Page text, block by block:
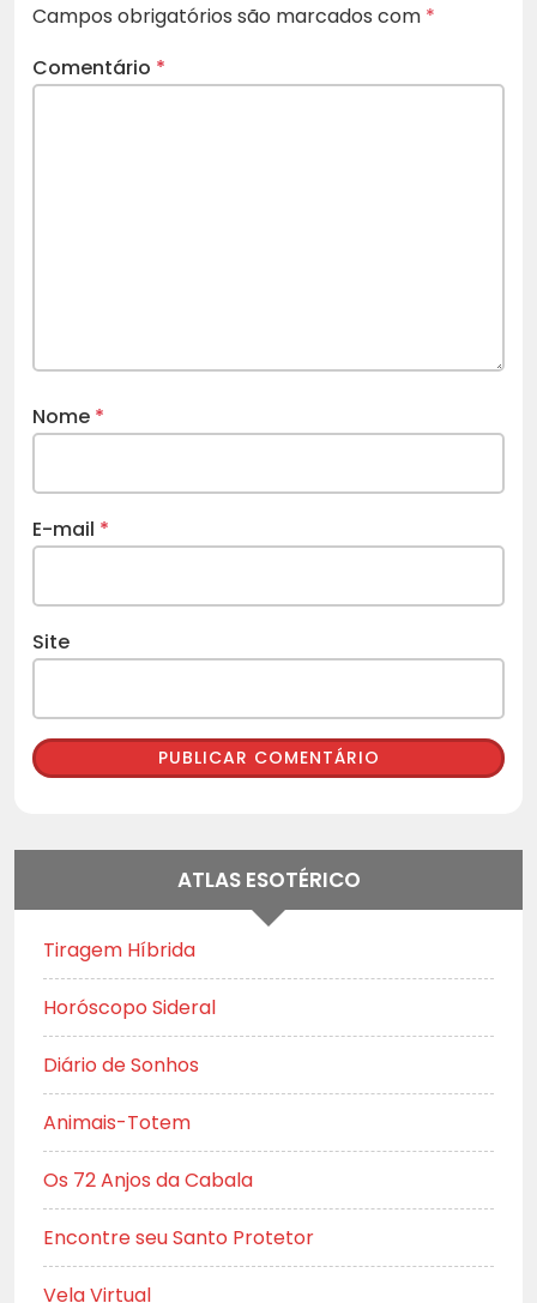
Campos obrigatórios são marcados com *
Comentário *
Nome *
E-mail *
Site
ATLAS ESOTÉRICO
Tiragem Híbrida
Horóscopo Sideral
Diário de Sonhos
Animais-Totem
Os 72 Anjos da Cabala
Encontre seu Santo Protetor
Vela Virtual